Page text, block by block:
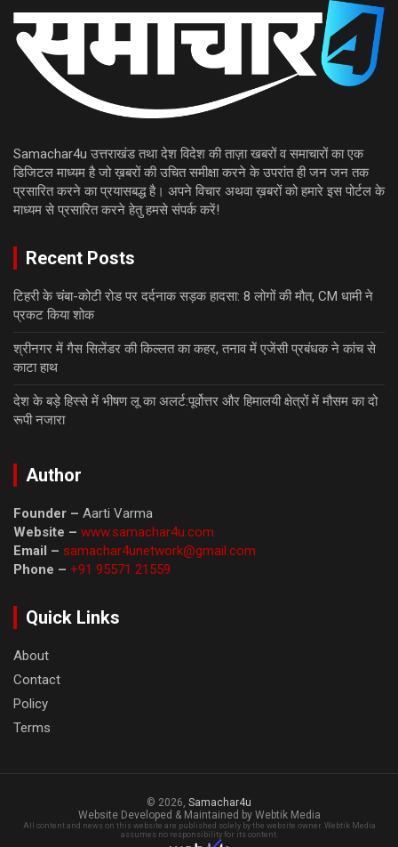
Samachar4u उत्तराखंड तथा देश विदेश की ताज़ा खबरों व समाचारों का एक
डिजिटल माध्यम है जो ख़बरों की उचित समीक्षा करने के उपरांत ही जन जन तक
प्रसारित करने का प्रयासबद्ध है। अपने विचार अथवा ख़बरों को हमारे इस पोर्टल के
माध्यम से प्रसारित करने हेतु हमसे संपर्क करें!
Recent Posts
टिहरी के चंबा-कोटी रोड पर दर्दनाक सड़क हादसा: 8 लोगों की मौत, CM धामी ने
प्रकट किया शोक
श्रीनगर में गैस सिलेंडर की किल्लत का कहर, तनाव में एजेंसी प्रबंधक ने कांच से
काटा हाथ
देश के बड़े हिस्से में भीषण लू का अलर्ट:पूर्वोत्तर और हिमालयी क्षेत्रों में मौसम का दो
रूपी नजारा
Author
Founder – Aarti Varma
Website – www.samachar4u.com
Email – samachar4unetwork@gmail.com
Phone – +91 95571 21559
Quick Links
About
Contact
Policy
Terms
© 2026, Samachar4u
Website Developed & Maintained by Webtik Media
All content and news on this website are published solely by the website owner. Webtik Media
assumes no responsibility for its content.